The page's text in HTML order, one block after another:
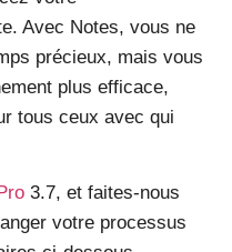
Avec Notes, vous ne
précieux, mais vous
plus efficace,
tous ceux avec qui
3.7, et faites-nous
votre processus